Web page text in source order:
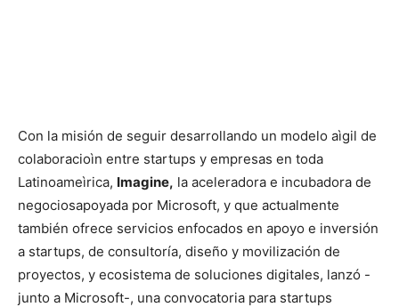
Con la misión de seguir desarrollando un modelo aìgil de
colaboracioìn entre startups y empresas en toda
Latinoameìrica, Imagine, la aceleradora e incubadora de
negociosapoyada por Microsoft, y que actualmente
también ofrece servicios enfocados en apoyo e inversión
a startups, de consultoría, diseño y movilización de
proyectos, y ecosistema de soluciones digitales, lanzó -
junto a Microsoft-, una convocatoria para startups